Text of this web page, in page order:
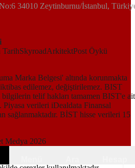
34010 Zeytinburnu/İstanbul,
TarihSkyroadArkitektPost Öykü
Marka Belgesi' altında korunmakta
edilemez, değiştirilemez. BIST
bilgilerin telif hakları tamamen BIST'e ait
Piyasa verileri iDealdata Finansal
sağlanmaktadır. BİST hisse verileri 15
Medya 2026
Kanunundaki amaçlar ile